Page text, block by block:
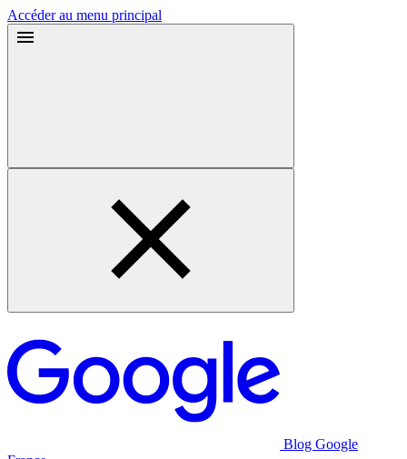
Accéder au menu principal
Blog Google